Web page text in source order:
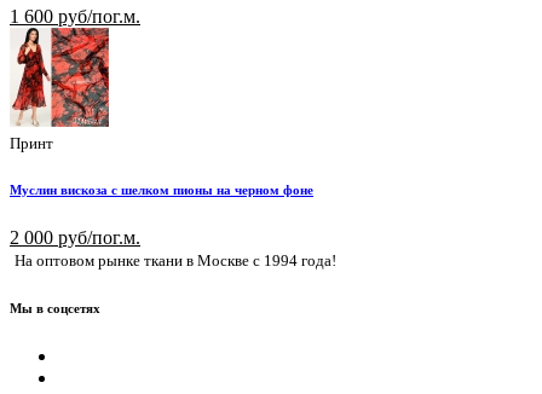
1 600 руб/пог.м.
Принт
Муслин вискоза с шелком пионы на черном фоне
2 000 руб/пог.м.
На оптовом рынке ткани в Москве с 1994 года!
Мы в соцсетях